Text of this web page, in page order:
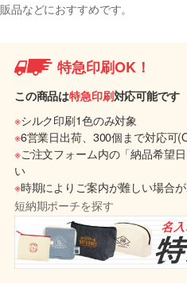
販品などにおすすめです。
特急印刷OK！
この商品は特急印刷対応可能です
※シルク印刷1色のみ対象
※6営業日出荷、300個まで対応可
※ご注文フォーム内の「納品希望
い
※時期によりご案内が難しい場合
短納期ポーチを探す